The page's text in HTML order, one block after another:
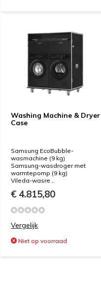
Washing Machine & Dryer
Case
Samsung EcoBubble-
wasmachine (9 kg)
Samsung-wasdroger met
warmtepomp (9 kg)
Vileda-wasre...
€ 4.815,80
Vergelijk
Niet op voorraad